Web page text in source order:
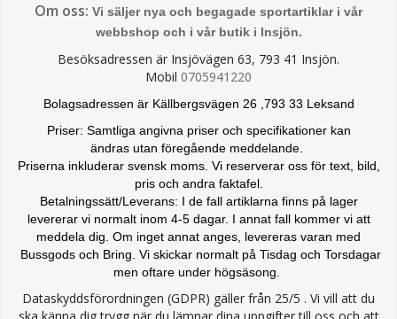
Om oss: Vi säljer nya och begagade sportartiklar i vår
webbshop och i vår butik i Insjön.
Besöksadressen är Insjövägen 63, 793 41 Insjön.
Mobil 0705941220
Bolagsadressen är Källbergsvägen 26 ,793 33 Leksand
Priser: Samtliga angivna priser och specifikationer kan
ändras utan föregående meddelande.
Priserna inkluderar svensk moms. Vi reserverar oss för text, bild,
pris och andra faktafel.
Betalningssätt/Leverans: I de fall artiklarna finns på lager
levererar vi normalt inom 4-5 dagar. I annat fall kommer vi att
meddela dig. Om inget annat anges, levereras varan med
Bussgods och Bring. Vi skickar normalt på Tisdag och Torsdagar
men oftare under högsäsong.
Dataskyddsförordningen (GDPR) gäller från 25/5 . Vi vill att du